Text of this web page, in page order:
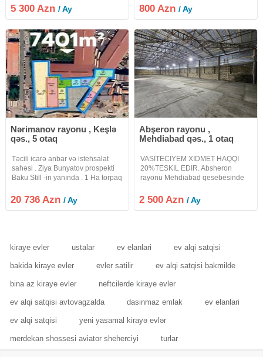
(podmayak). Geniş və işıqlı
planirovkası, böyük 6 vitrini və hər
5 300 Azn/ Ay
təmirdən çıxmış 2 otaqlı obyekt
uzunmüddətli icarəyə
həyətdə
800 Azn/ Ay
Nərimanov rayonu , Keşlə
qəs., 5 otaq
Təcili icarə anbar və istehsalat
sahəsi . Ziya Bunyatov prospekti
Baku Still -in yanında . 1 Ha torpaq
icarə təklif olunur.Hündürlük 5.2
metr. 30 yük maşını üçün parkinq
20 736 Azn/ Ay
Abşeron rayonu ,
Mehdiabad qəs., 1 otaq
VASITECIYEM XIDMET HAQQI
20%TESKIL EDIR. Absheron
rayonu Mehdiabad qesebesinde
verilir.Anbarin umumi sahesi
700kvadratdi.3faza 50kilovatliq
2 500 Azn/ Ay
kiraye evler ustalar ev elanlari ev alqi satqisi
bakida kiraye evler evler satilir ev alqi satqisi bakmilde
bina az kiraye evler neftcilerde kiraye evler
ev alqi satqisi avtovagzalda dasinmaz emlak ev elanlari
ev alqi satqisi yeni yasamal kirayə evlər
merdekan shossesi aviator sheherciyi turlar